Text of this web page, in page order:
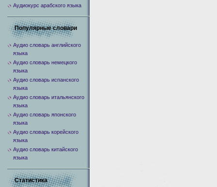
Аудиокурс арабского языка
Популярные словари
Аудио словарь английского
языка
Аудио словарь немецкого
языка
Аудио словарь испанского
языка
Аудио словарь итальянского
языка
Аудио словарь японского
языка
Аудио словарь корейского
языка
Аудио словарь китайского
языка
Статистика